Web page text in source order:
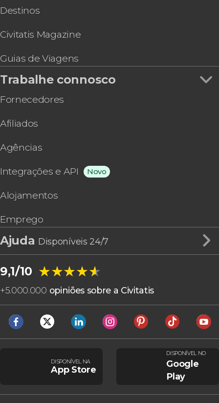
Destinos
Civitatis Magazine
Guias de Viagens
Trabalhe connosco
Fornecedores
Afiliados
Agências
Integrações e API Novo
Alojamentos
Emprego
Ajuda Disponíveis 24/7
9,1/10 ★★★★★
★★★★★
+5.000.000 opiniões sobre a Civitatis
DISPONÍVEL NA
App Store
DISPONÍVEL NO
Google
Play